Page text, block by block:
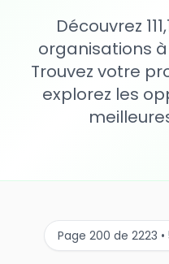
Découvrez
organisations
Trouvez votre
explorez les
Page 200 de 2223